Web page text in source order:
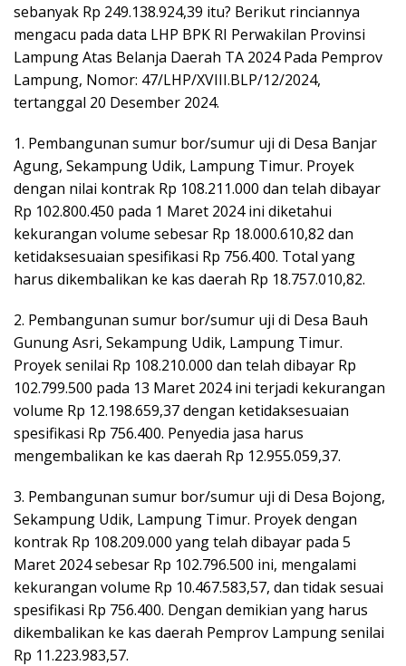
sebanyak Rp 249.138.924,39 itu? Berikut rinciannya
mengacu pada data LHP BPK RI Perwakilan Provinsi
Lampung Atas Belanja Daerah TA 2024 Pada Pemprov
Lampung, Nomor: 47/LHP/XVIII.BLP/12/2024,
tertanggal 20 Desember 2024.
1. Pembangunan sumur bor/sumur uji di Desa Banjar
Agung, Sekampung Udik, Lampung Timur. Proyek
dengan nilai kontrak Rp 108.211.000 dan telah dibayar
Rp 102.800.450 pada 1 Maret 2024 ini diketahui
kekurangan volume sebesar Rp 18.000.610,82 dan
ketidaksesuaian spesifikasi Rp 756.400. Total yang
harus dikembalikan ke kas daerah Rp 18.757.010,82.
2. Pembangunan sumur bor/sumur uji di Desa Bauh
Gunung Asri, Sekampung Udik, Lampung Timur.
Proyek senilai Rp 108.210.000 dan telah dibayar Rp
102.799.500 pada 13 Maret 2024 ini terjadi kekurangan
volume Rp 12.198.659,37 dengan ketidaksesuaian
spesifikasi Rp 756.400. Penyedia jasa harus
mengembalikan ke kas daerah Rp 12.955.059,37.
3. Pembangunan sumur bor/sumur uji di Desa Bojong,
Sekampung Udik, Lampung Timur. Proyek dengan
kontrak Rp 108.209.000 yang telah dibayar pada 5
Maret 2024 sebesar Rp 102.796.500 ini, mengalami
kekurangan volume Rp 10.467.583,57, dan tidak sesuai
spesifikasi Rp 756.400. Dengan demikian yang harus
dikembalikan ke kas daerah Pemprov Lampung senilai
Rp 11.223.983,57.